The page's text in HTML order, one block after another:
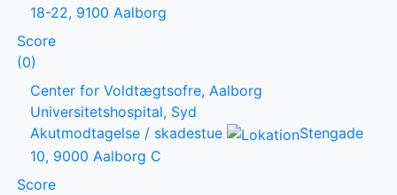
18-22, 9100 Aalborg
Score
(0)
Center for Voldtægtsofre, Aalborg
Universitetshospital, Syd
Akutmodtagelse / skadestue
Stengade
10, 9000 Aalborg C
Score